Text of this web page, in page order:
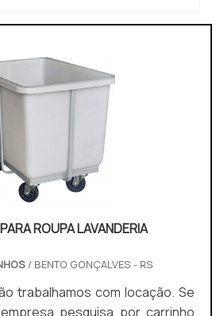
ROUPA LAVANDERIA
/ BENTO GONÇALVES - RS
trabalhamos com locação. Se
pesquisa por carrinho